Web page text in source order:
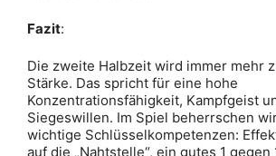
Fazit:
Die zweite Halbzeit wird immer mehr
Stärke. Das spricht für eine hohe
Konzentrationsfähigkeit, Kampfgeist
Siegeswillen. Im Spiel beherrschen
wichtige Schlüsselkompetenzen:
auf die „Nahtstelle“, ein gutes 1 gegen